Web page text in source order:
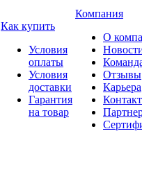
Как купить
Условия
оплаты
Условия
доставки
Гарантия
на товар
Компания
О
Отзывы
Карьера